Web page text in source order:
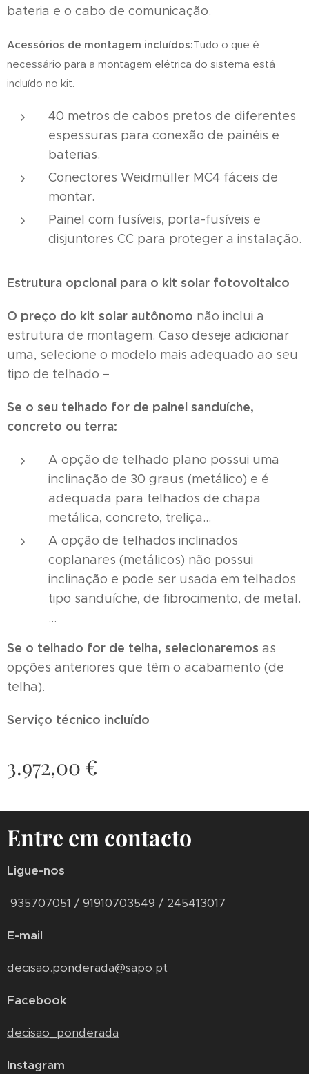
bateria e o cabo de comunicação.
Acessórios de montagem incluídos:Tudo o que é
necessário para a montagem elétrica do sistema está
incluído no kit.
40 metros de cabos pretos de diferentes
espessuras para conexão de painéis e
baterias.
Conectores Weidmüller MC4 fáceis de
montar.
Painel com fusíveis, porta-fusíveis e
disjuntores CC para proteger a instalação.
Estrutura opcional para o kit solar fotovoltaico
O preço do kit solar autônomo não inclui a
estrutura de montagem. Caso deseje adicionar
uma, selecione o modelo mais adequado ao seu
tipo de telhado –
Se o seu telhado for de painel sanduíche,
concreto ou terra:
A opção de telhado plano possui uma
inclinação de 30 graus (metálico) e é
adequada para telhados de chapa
metálica, concreto, treliça...
A opção de telhados inclinados
coplanares (metálicos) não possui
inclinação e pode ser usada em telhados
tipo sanduíche, de fibrocimento, de metal.
…
Se o telhado for de telha, selecionaremos as
opções anteriores que têm o acabamento (de
telha).
Serviço técnico incluído
3.972,00 €
Entre em contacto
Ligue-nos
935707051 / 91910703549 / 245413017
E-mail
decisao.ponderada@sapo.pt
Facebook
decisao_ponderada
Instagram